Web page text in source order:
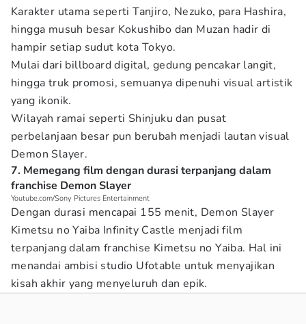
Karakter utama seperti Tanjiro, Nezuko, para Hashira,
hingga musuh besar Kokushibo dan Muzan hadir di
hampir setiap sudut kota Tokyo.
Mulai dari billboard digital, gedung pencakar langit,
hingga truk promosi, semuanya dipenuhi visual artistik
yang ikonik.
Wilayah ramai seperti Shinjuku dan pusat
perbelanjaan besar pun berubah menjadi lautan visual
Demon Slayer.
7. Memegang film dengan durasi terpanjang dalam
franchise Demon Slayer
Youtube.com/Sony Pictures Entertainment
Dengan durasi mencapai 155 menit, Demon Slayer
Kimetsu no Yaiba Infinity Castle menjadi film
terpanjang dalam franchise Kimetsu no Yaiba. Hal ini
menandai ambisi studio Ufotable untuk menyajikan
kisah akhir yang menyeluruh dan epik.